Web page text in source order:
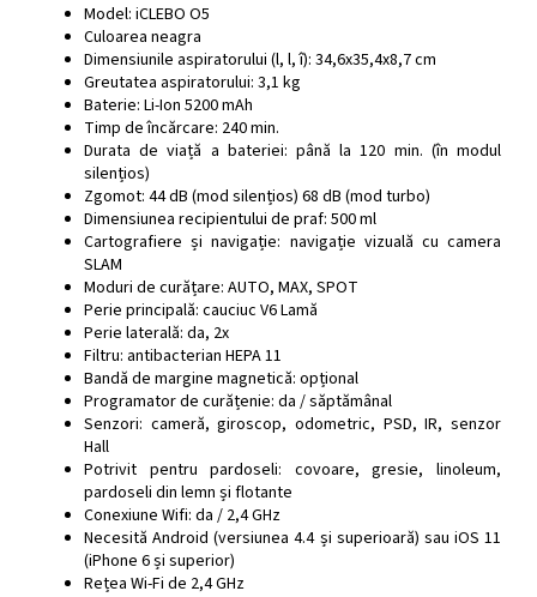
Model: iCLEBO O5
Culoarea neagra
Dimensiunile aspiratorului (l, l, î): 34,6x35,4x8,7 cm
Greutatea aspiratorului: 3,1 kg
Baterie: Li-Ion 5200 mAh
Timp de încărcare: 240 min.
Durata de viață a bateriei: până la 120 min. (în modul
silențios)
Zgomot: 44 dB (mod silențios) 68 dB (mod turbo)
Dimensiunea recipientului de praf: 500 ml
Cartografiere și navigație: navigație vizuală cu camera
SLAM
Moduri de curățare: AUTO, MAX, SPOT
Perie principală: cauciuc V6 Lamă
Perie laterală: da, 2x
Filtru: antibacterian HEPA 11
Bandă de margine magnetică: opțional
Programator de curățenie: da / săptămânal
Senzori: cameră, giroscop, odometric, PSD, IR, senzor
Hall
Potrivit pentru pardoseli: covoare, gresie, linoleum,
pardoseli din lemn și flotante
Conexiune Wifi: da / 2,4 GHz
Necesită Android (versiunea 4.4 și superioară) sau iOS 11
(iPhone 6 și superior)
Rețea Wi-Fi de 2,4 GHz